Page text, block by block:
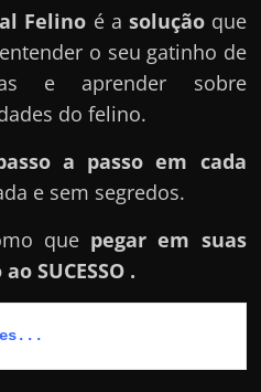
Felino é a soluçãoque
o seu gatinho de
e aprender sobre
do felino.
a passo em cada
e sem segredos.
que pegar em suas
SUCESSO .